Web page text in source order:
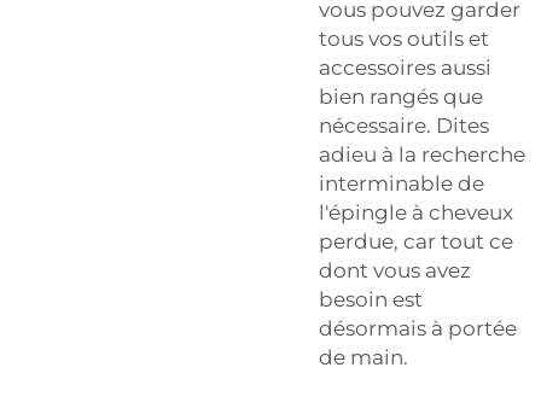
vous pouvez garder
tous vos outils et
accessoires aussi
bien rangés que
nécessaire. Dites
adieu à la recherche
interminable de
l'épingle à cheveux
perdue, car tout ce
dont vous avez
besoin est
désormais à portée
de main.